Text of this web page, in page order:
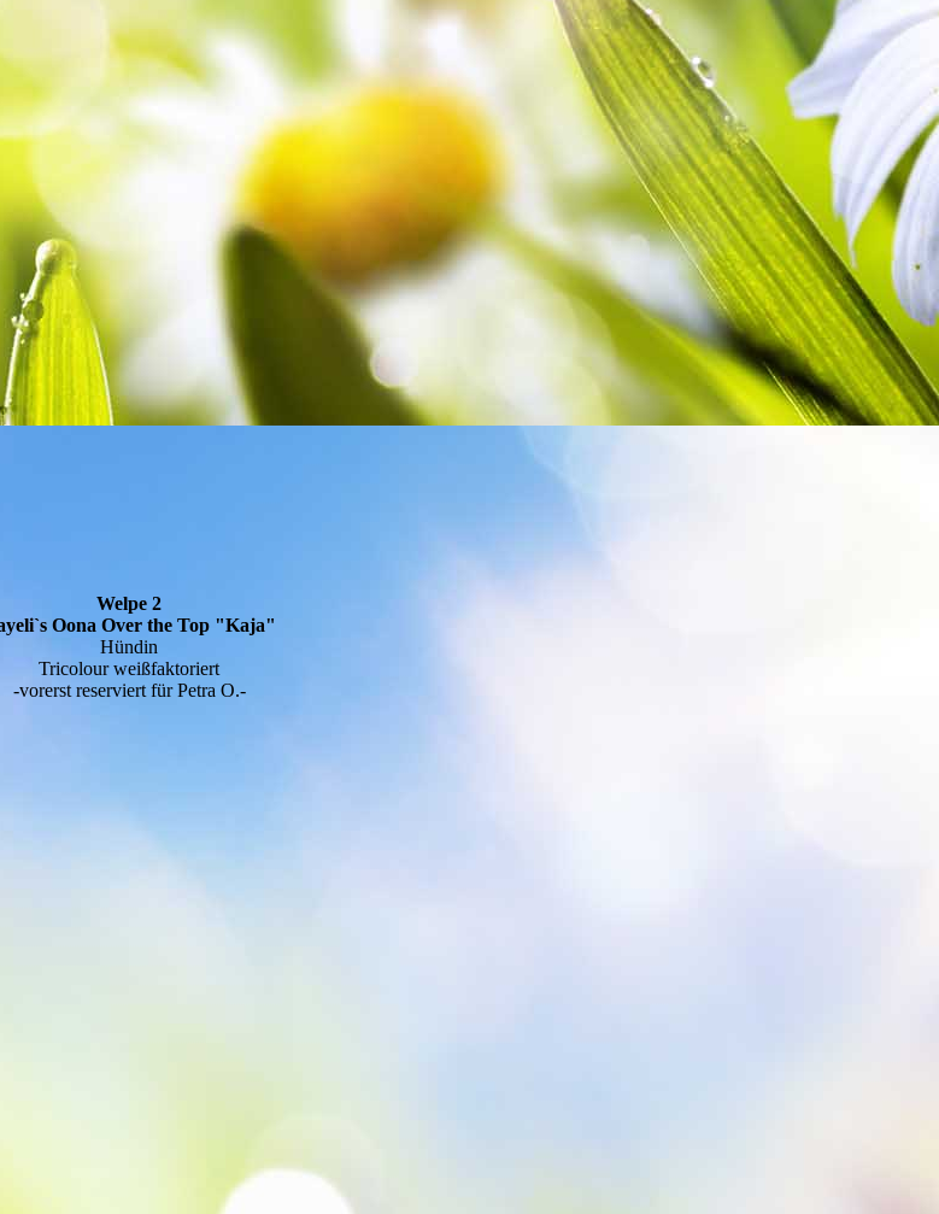
Welpe 2
Oona Over the Top "Kaja"
Hündin
Tricolour weißfaktoriert
-vorerst reserviert für Petra O.-